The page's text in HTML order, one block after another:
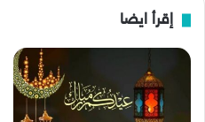
إقرأ ايضا